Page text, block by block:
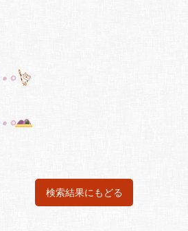
検索結果にもどる